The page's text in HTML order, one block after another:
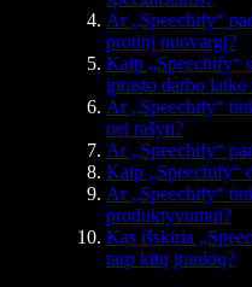
Ar „Speechify“
protinį nuovargį?
Kaip „Speechify“
įprasto darbo laiko
Ar „Speechify“
nei rašyti?
Ar „Speechify“
Kaip „Speechify“
Ar „Speechify“
produktyvumui?
Kas išskiria
tarp kitų įrankių?